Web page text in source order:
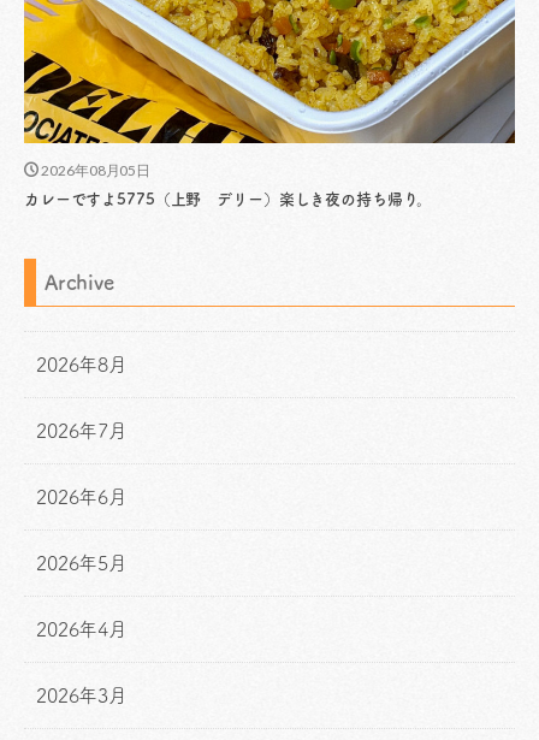
2026年08月05日
カレーですよ5775（上野 デリー）楽しき夜の持ち帰り。
Archive
2026年8月
2026年7月
2026年6月
2026年5月
2026年4月
2026年3月